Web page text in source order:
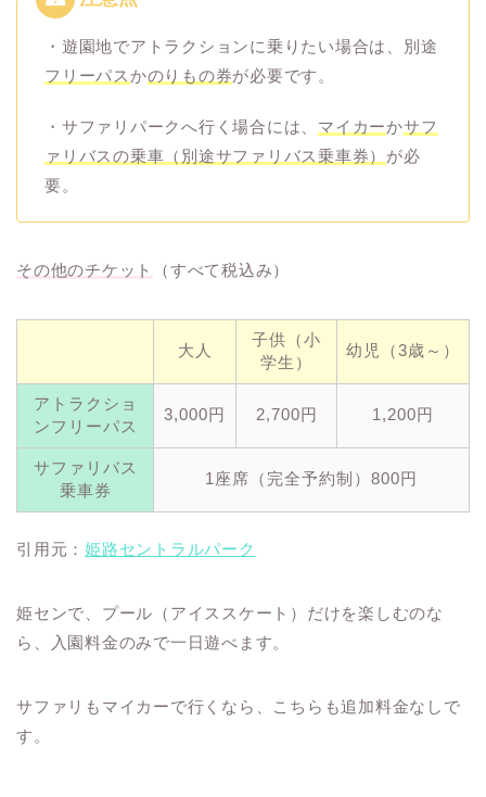
・遊園地でアトラクションに乗りたい場合は、別途
フリーパス かのりもの券が必要です。
・サファリパークへ行く場合には、 マイカーかサフ
ァリバスの乗車（別途サファリバス乗車券） が必
要。
その他のチケット （すべて税込み）
大人
子供（小
学生）
幼児（3歳～）
アトラクショ
ンフリーパス
3,000円 2,700円 1,200円
サファリバス
乗車券
1座席（完全予約制）800円
引用元：姫路セントラルパーク
姫センで、プール（アイススケート）だけを楽しむのな
ら、入園料金のみで一日遊べます。
サファリもマイカーで行くなら、こちらも追加料金なしで
す。